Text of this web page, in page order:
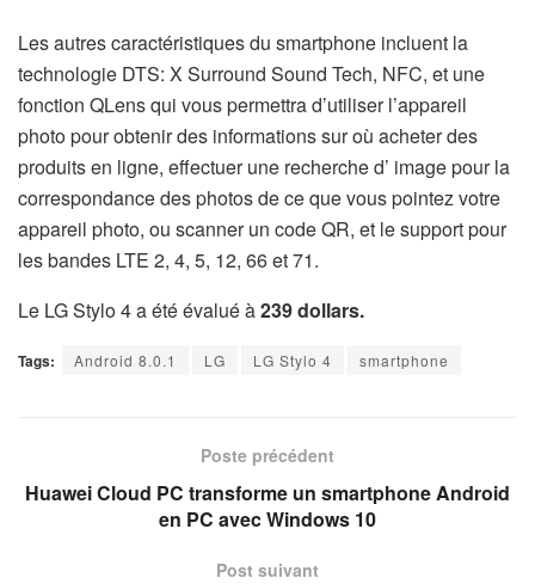
Les autres caractéristiques du smartphone incluent la
technologie DTS: X Surround Sound Tech, NFC, et une
fonction QLens qui vous permettra d’utiliser l’appareil
photo pour obtenir des informations sur où acheter des
produits en ligne, effectuer une recherche d’ image pour la
correspondance des photos de ce que vous pointez votre
appareil photo, ou scanner un code QR, et le support pour
les bandes LTE 2, 4, 5, 12, 66 et 71.
Le LG Stylo 4 a été évalué à239 dollars.
Tags: Android 8.0.1 LG LG Stylo 4 smartphone
Poste précédent
Huawei Cloud PC transforme un smartphone Android
en PC avec Windows 10
Post suivant